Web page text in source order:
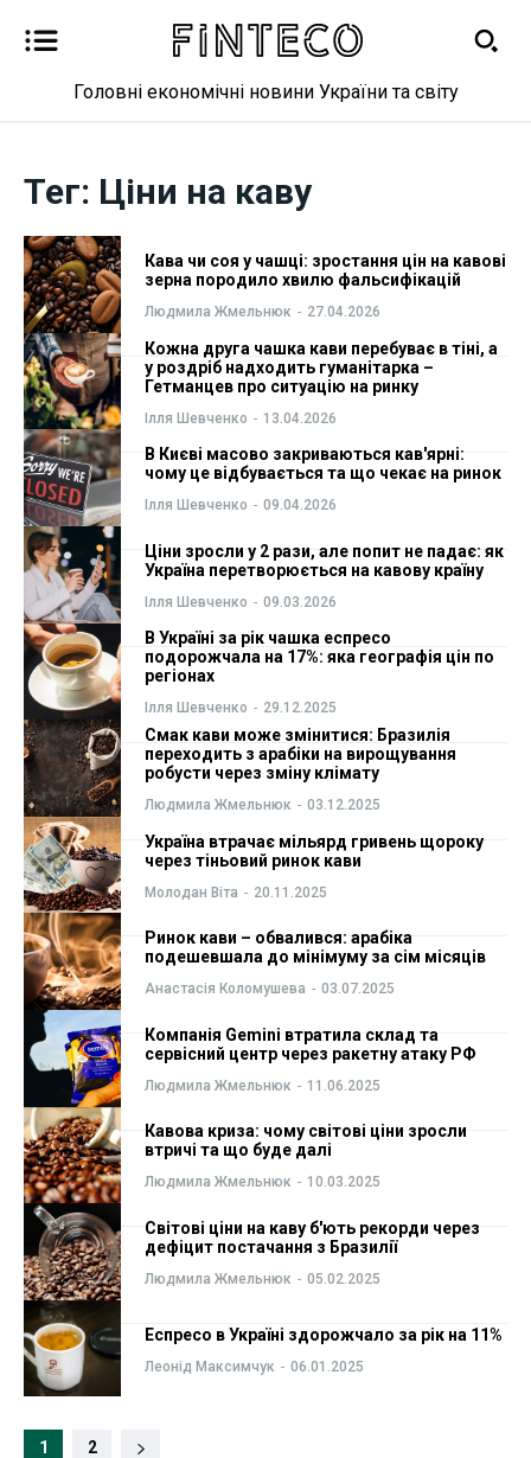
Бізнес
Фінанси
Валютний ринок
Криптовалюта
Робота і освіта
Публікації
ФОП
Курс валют
Ми в соц. мережах
Бізнес
Фінанси
Валютний ринок
Криптовалюта
Робота і освіта
Публікації
ФОП
Курс валют
Ми в соц. мережах
Головні економічні новини України та світу
Тег: Ціни на каву
Кава чи соя у чашці: зростання цін на кавові
зерна породило хвилю фальсифікацій
Людмила Жмельнюк - 27.04.2026
Кожна друга чашка кави перебуває в тіні, а
у роздріб надходить гуманітарка –
Гетманцев про ситуацію на ринку
Ілля Шевченко - 13.04.2026
В Києві масово закриваються кав'ярні:
чому це відбувається та що чекає на ринок
Ілля Шевченко - 09.04.2026
Ціни зросли у 2 рази, але попит не падає: як
Україна перетворюється на кавову країну
Ілля Шевченко - 09.03.2026
В Україні за рік чашка еспресо
подорожчала на 17%: яка географія цін по
регіонах
Ілля Шевченко - 29.12.2025
Смак кави може змінитися: Бразилія
переходить з арабіки на вирощування
робусти через зміну клімату
Людмила Жмельнюк - 03.12.2025
Україна втрачає мільярд гривень щороку
через тіньовий ринок кави
Молодан Віта - 20.11.2025
Ринок кави – обвалився: арабіка
подешевшала до мінімуму за сім місяців
Анастасія Коломушева - 03.07.2025
Компанія Gemini втратила склад та
сервісний центр через ракетну атаку РФ
Людмила Жмельнюк - 11.06.2025
Кавова криза: чому світові ціни зросли
втричі та що буде далі
Людмила Жмельнюк - 10.03.2025
Світові ціни на каву б'ють рекорди через
дефіцит постачання з Бразилії
Людмила Жмельнюк - 05.02.2025
Еспресо в Україні здорожчало за рік на 11%
Леонід Максимчук - 06.01.2025
1 2